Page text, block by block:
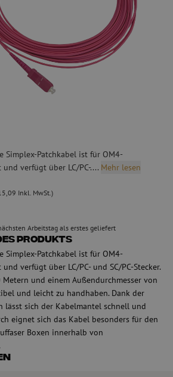
Simplex-Patchkabel ist für OM4-
verfügt über LC/PC-.... Mehr lesen
Inkl. MwSt.)
Arbeitstag als erstes geliefert
Produkts
Simplex-Patchkabel ist für OM4-
verfügt über LC/PC- und SC/PC-Stecker.
und einem Außendurchmesser von
und leicht zu handhaben. Dank der
lässt sich der Kabelmantel schnell und
eignet sich das Kabel besonders für den
Boxen innerhalb von